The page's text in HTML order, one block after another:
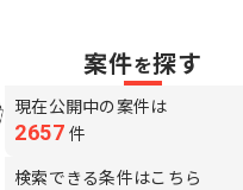
案件を探す
現在公開中の案件は
2657 件
検索できる条件はこちら